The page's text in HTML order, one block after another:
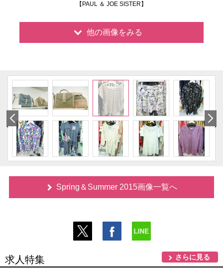
【PAUL ＆ JOE SISTER】
他の画像をみる
Spring＆Summer 2015画像一覧へ
求人特集 さらに見る